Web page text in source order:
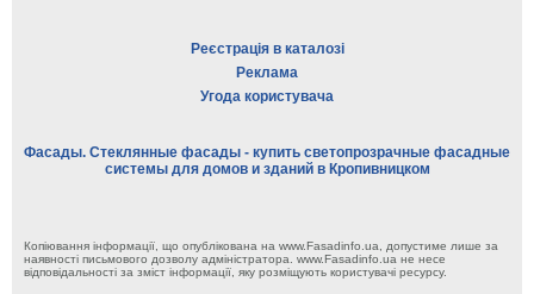
Реєстрація в каталозі
Реклама
Угода користувача
Фасады. Стеклянные фасады - купить светопрозрачные фасадные
системы для домов и зданий в Кропивницком
Копіювання інформації, що опублікована на www.Fasadinfo.ua, допустиме лише за
наявності письмового дозволу адміністратора. www.Fasadinfo.ua не несе
відповідальності за зміст інформації, яку розміщують користувачі ресурсу.